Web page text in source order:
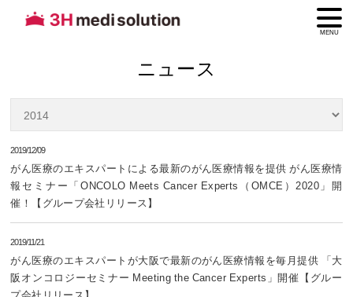
MENU
ニュース
2019/12/09
がん医療のエキスパートによる最新のがん医療情報を提供 がん医療情
報セミナー「ONCOLO Meets Cancer Experts（OMCE）2020」開
催！【グループ会社リリース】
2019/11/21
がん医療のエキスパートが大阪で最新のがん医療情報を毎月提供 「大
阪オンコロジーセミナー Meeting the Cancer Experts」開催【グルー